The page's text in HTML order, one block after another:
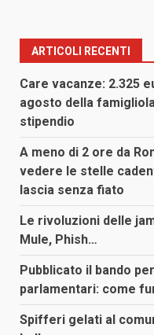
ARTICOLI RECENTI
Care vacanze: 2.325
agosto della
stipendio
A meno di 2 ore da
vedere le stelle
lascia senza fiato
Le rivoluzioni delle
Mule, Phish…
Pubblicato il bando
parlamentari: come
Spifferi gelati al